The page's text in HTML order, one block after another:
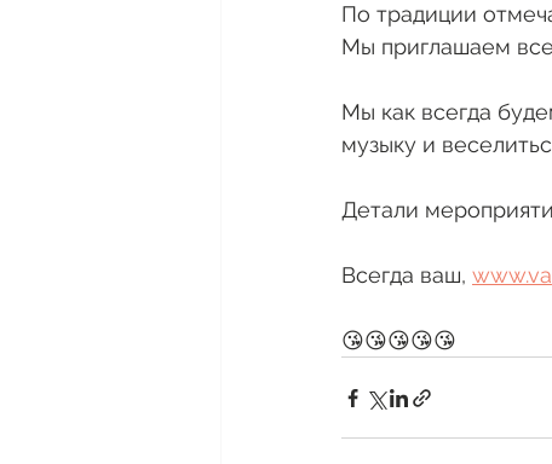
По традиции
Мы приглашаем
Мы как всегда
музыку и
Детали
Всегда ваш,
😘😘😘😘😘